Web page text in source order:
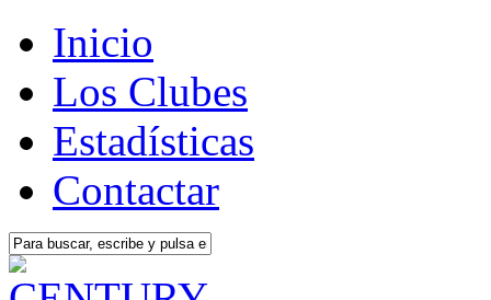
Inicio
Los Clubes
Estadísticas
Contactar